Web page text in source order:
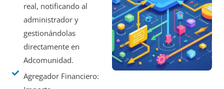
real, notificando al
administrador y
gestionándolas
directamente en
Adcomunidad.
Agregador Financiero: